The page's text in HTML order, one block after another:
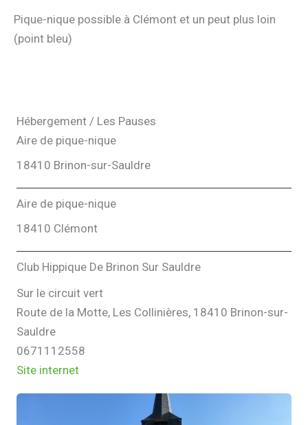
Pique-nique possible à Clémont et un peut plus loin
(point bleu)
Hébergement / Les Pauses
Aire de pique-nique
18410 Brinon-sur-Sauldre
Aire de pique-nique
18410 Clémont
Club Hippique De Brinon Sur Sauldre
Sur le circuit vert
Route de la Motte, Les Collinières, 18410 Brinon-sur-
Sauldre
0671112558
Site internet